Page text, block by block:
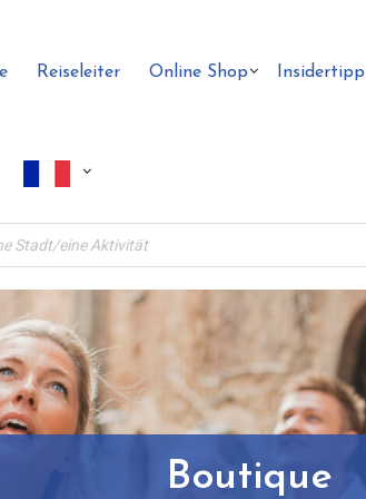
Reiseleiter Online Shop Insidertipp
Boutique